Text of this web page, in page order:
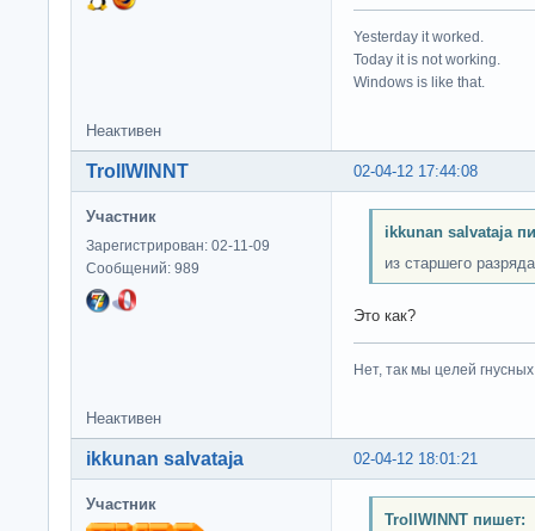
Yesterday it worked.
Today it is not working.
Windows is like that.
Неактивен
02-04-12 17:44:08
TrollWINNT
Участник
Зарегистрирован: 02-11-09
Сообщений: 989
ikkunan salvataja
из старшего
Это как?
Нет, так мы целей
Неактивен
02-04-12 18:01:21
ikkunan salvataja
Участник
TrollWINNT пишет: